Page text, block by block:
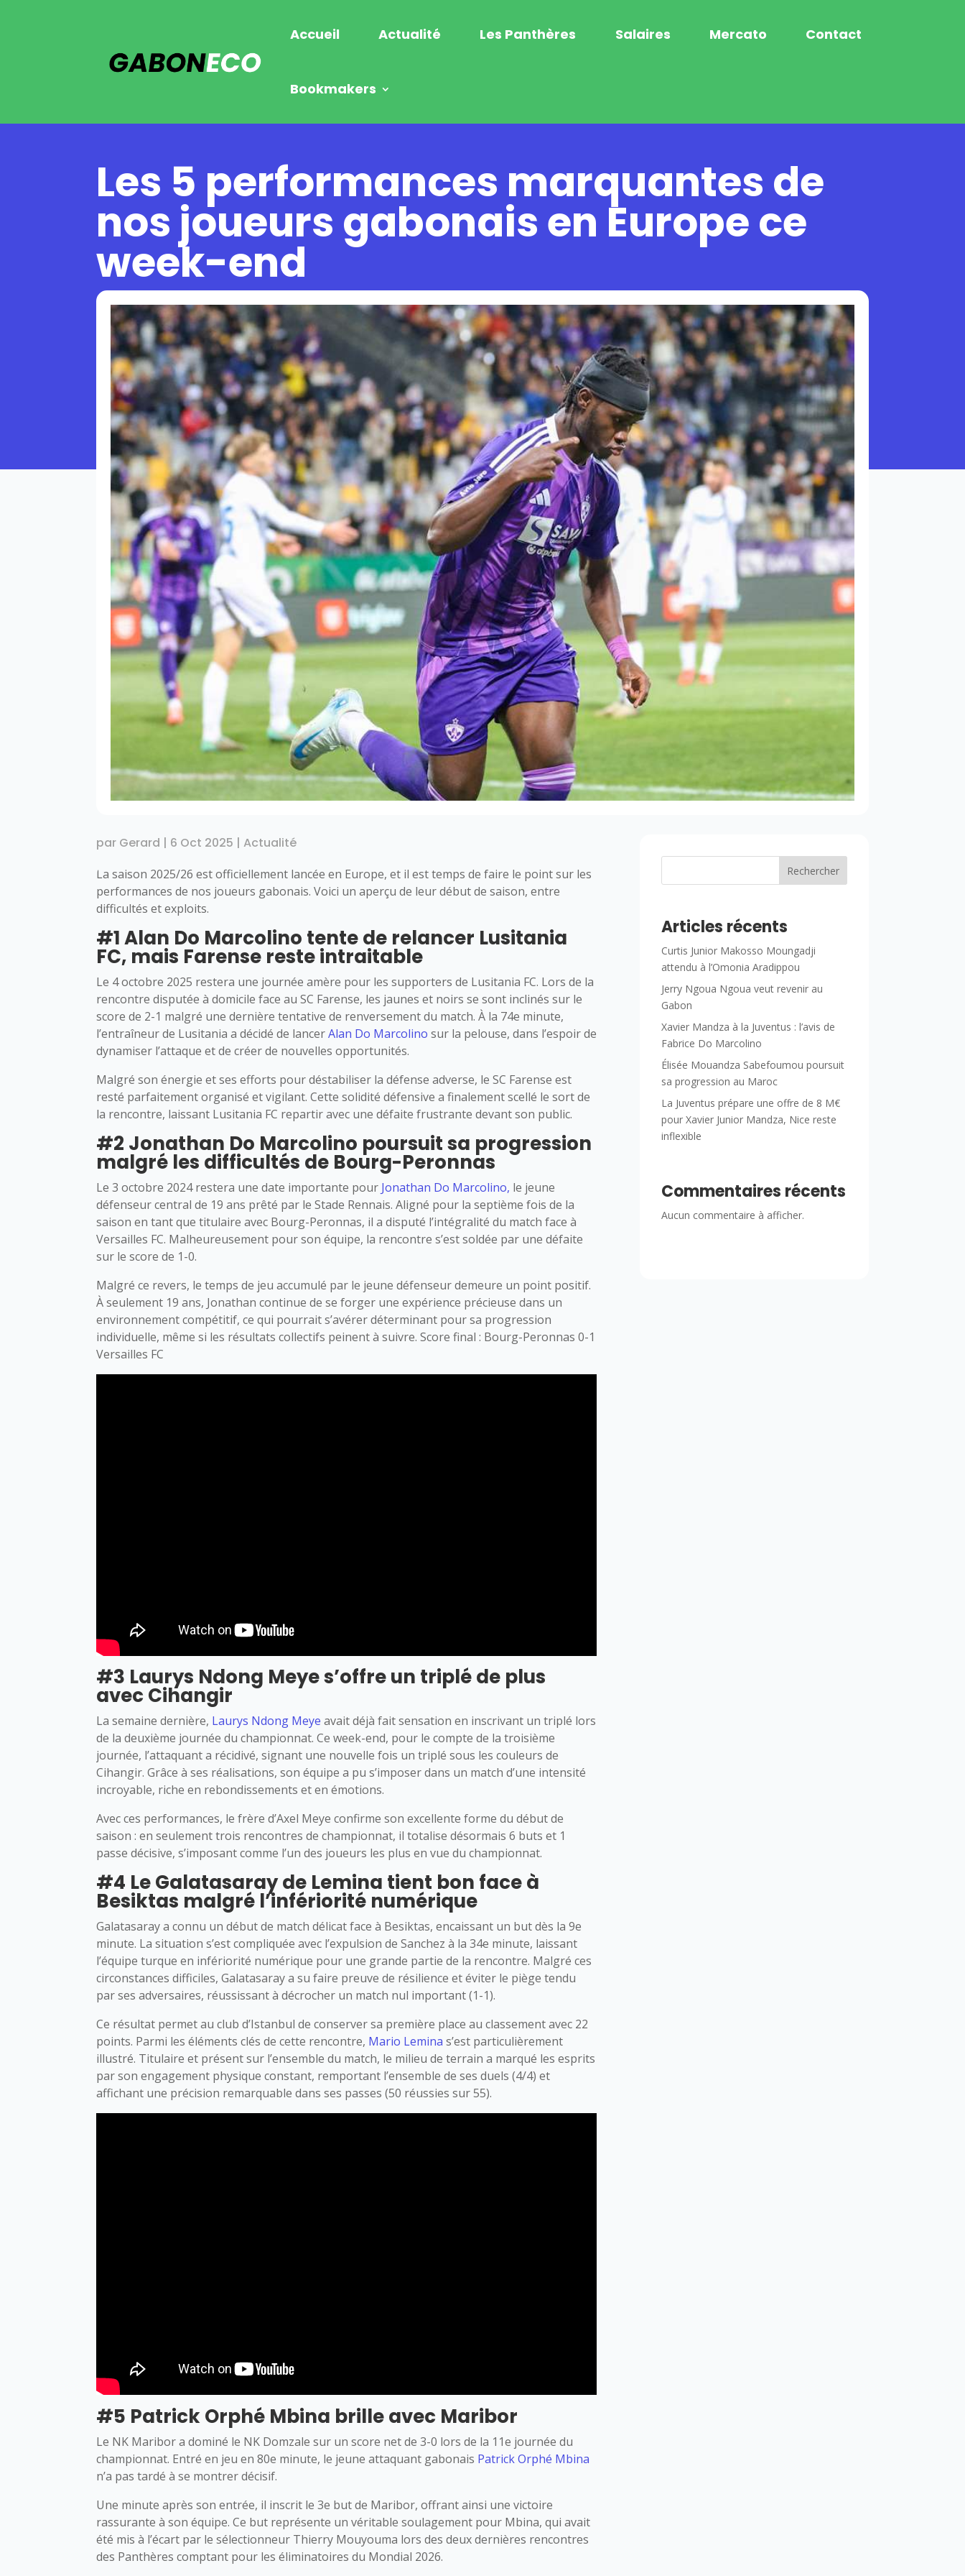
Accueil Actualité Les Panthères Salaires Mercato Contact
Bookmakers
Les 5 performances marquantes de
nos joueurs gabonais en Europe ce
week-end
par Gerard | 6 Oct 2025 |Actualité
La saison 2025/26 est officiellement lancée en Europe, et il est temps de faire le point sur les
performances de nos joueurs gabonais. Voici un aperçu de leur début de saison, entre
difficultés et exploits.
#1 Alan Do Marcolino tente de relancer Lusitania
FC, mais Farense reste intraitable
Le 4 octobre 2025 restera une journée amère pour les supporters de Lusitania FC. Lors de la
rencontre disputée à domicile face au SC Farense, les jaunes et noirs se sont inclinés sur le
score de 2-1 malgré une dernière tentative de renversement du match. À la 74e minute,
l’entraîneur de Lusitania a décidé de lancerAlan Do Marcolino sur la pelouse, dans l’espoir de
dynamiser l’attaque et de créer de nouvelles opportunités.
Malgré son énergie et ses efforts pour déstabiliser la défense adverse, le SC Farense est
resté parfaitement organisé et vigilant. Cette solidité défensive a finalement scellé le sort de
la rencontre, laissant Lusitania FC repartir avec une défaite frustrante devant son public.
#2 Jonathan Do Marcolino poursuit sa progression
malgré les difficultés de Bourg-Peronnas
Le 3 octobre 2024 restera une date importante pour Jonathan Do Marcolino, le jeune
défenseur central de 19 ans prêté par le Stade Rennais. Aligné pour la septième fois de la
saison en tant que titulaire avec Bourg-Peronnas, il a disputé l’intégralité du match face à
Versailles FC. Malheureusement pour son équipe, la rencontre s’est soldée par une défaite
sur le score de 1-0.
Malgré ce revers, le temps de jeu accumulé par le jeune défenseur demeure un point positif.
À seulement 19 ans, Jonathan continue de se forger une expérience précieuse dans un
environnement compétitif, ce qui pourrait s’avérer déterminant pour sa progression
individuelle, même si les résultats collectifs peinent à suivre. Score final : Bourg-Peronnas 0-1
Versailles FC
#3 Laurys Ndong Meye s’offre un triplé de plus
avec Cihangir
La semaine dernière, Laurys Ndong Meye avait déjà fait sensation en inscrivant un triplé lors
de la deuxième journée du championnat. Ce week-end, pour le compte de la troisième
journée, l’attaquant a récidivé, signant une nouvelle fois un triplé sous les couleurs de
Cihangir. Grâce à ses réalisations, son équipe a pu s’imposer dans un match d’une intensité
incroyable, riche en rebondissements et en émotions.
Avec ces performances, le frère d’Axel Meye confirme son excellente forme du début de
saison : en seulement trois rencontres de championnat, il totalise désormais 6 buts et 1
passe décisive, s’imposant comme l’un des joueurs les plus en vue du championnat.
#4 Le Galatasaray de Lemina tient bon face à
Besiktas malgré l’infériorité numérique
Galatasaray a connu un début de match délicat face à Besiktas, encaissant un but dès la 9e
minute. La situation s’est compliquée avec l’expulsion de Sanchez à la 34e minute, laissant
l’équipe turque en infériorité numérique pour une grande partie de la rencontre. Malgré ces
circonstances difficiles, Galatasaray a su faire preuve de résilience et éviter le piège tendu
par ses adversaires, réussissant à décrocher un match nul important (1-1).
Ce résultat permet au club d’Istanbul de conserver sa première place au classement avec 22
points. Parmi les éléments clés de cette rencontre, Mario Lemina s’est particulièrement
illustré. Titulaire et présent sur l’ensemble du match, le milieu de terrain a marqué les esprits
par son engagement physique constant, remportant l’ensemble de ses duels (4/4) et
affichant une précision remarquable dans ses passes (50 réussies sur 55).
#5 Patrick Orphé Mbina brille avec Maribor
Le NK Maribor a dominé le NK Domzale sur un score net de 3-0 lors de la 11e journée du
championnat. Entré en jeu en 80e minute, le jeune attaquant gabonais Patrick Orphé Mbina
n’a pas tardé à se montrer décisif.
Une minute après son entrée, il inscrit le 3e but de Maribor, offrant ainsi une victoire
rassurante à son équipe. Ce but représente un véritable soulagement pour Mbina, qui avait
été mis à l’écart par le sélectionneur Thierry Mouyouma lors des deux dernières rencontres
des Panthères comptant pour les éliminatoires du Mondial 2026.
Rechercher
Articles récents
Curtis Junior Makosso Moungadji
attendu à l’Omonia Aradippou
Jerry Ngoua Ngoua veut revenir au
Gabon
Xavier Mandza à la Juventus : l’avis de
Fabrice Do Marcolino
Élisée Mouandza Sabefoumou poursuit
sa progression au Maroc
La Juventus prépare une offre de 8 M€
pour Xavier Junior Mandza, Nice reste
inflexible
Commentaires récents
Aucun commentaire à afficher.